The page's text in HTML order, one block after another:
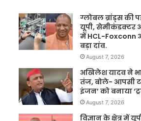
ग्लोबल ब्रांड्स की
यूपी, सेमीकंडक्टर
में HCL-Foxconn
बड़ा दांव.
August 7, 2026
अखिलेश यादव ने
तंज, बोले- आपसी
इंजन’ को बनाया
August 7, 2026
विज्ञान के क्षेत्र में